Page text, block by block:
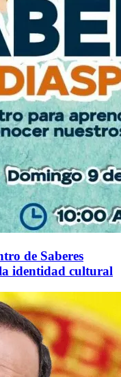
de Saberes
identidad cultural